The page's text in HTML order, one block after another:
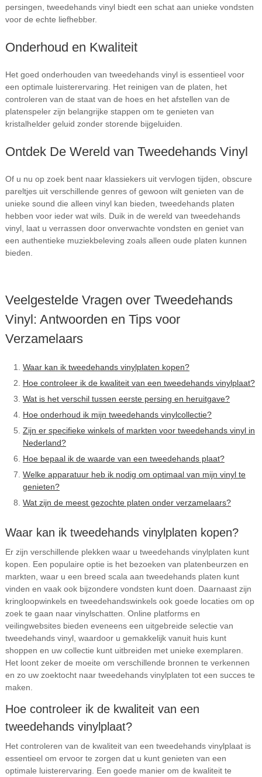
persingen, tweedehands vinyl biedt een schat aan unieke vondsten
voor de echte liefhebber.
Onderhoud en Kwaliteit
Het goed onderhouden van tweedehands vinyl is essentieel voor
een optimale luisterervaring. Het reinigen van de platen, het
controleren van de staat van de hoes en het afstellen van de
platenspeler zijn belangrijke stappen om te genieten van
kristalhelder geluid zonder storende bijgeluiden.
Ontdek De Wereld van Tweedehands Vinyl
Of u nu op zoek bent naar klassiekers uit vervlogen tijden, obscure
pareltjes uit verschillende genres of gewoon wilt genieten van de
unieke sound die alleen vinyl kan bieden, tweedehands platen
hebben voor ieder wat wils. Duik in de wereld van tweedehands
vinyl, laat u verrassen door onverwachte vondsten en geniet van
een authentieke muziekbeleving zoals alleen oude platen kunnen
bieden.
Veelgestelde Vragen over Tweedehands
Vinyl: Antwoorden en Tips voor
Verzamelaars
Waar kan ik tweedehands vinylplaten kopen?
Hoe controleer ik de kwaliteit van een tweedehands vinylplaat?
Wat is het verschil tussen eerste persing en heruitgave?
Hoe onderhoud ik mijn tweedehands vinylcollectie?
Zijn er specifieke winkels of markten voor tweedehands vinyl in
Nederland?
Hoe bepaal ik de waarde van een tweedehands plaat?
Welke apparatuur heb ik nodig om optimaal van mijn vinyl te
genieten?
Wat zijn de meest gezochte platen onder verzamelaars?
Waar kan ik tweedehands vinylplaten kopen?
Er zijn verschillende plekken waar u tweedehands vinylplaten kunt
kopen. Een populaire optie is het bezoeken van platenbeurzen en
markten, waar u een breed scala aan tweedehands platen kunt
vinden en vaak ook bijzondere vondsten kunt doen. Daarnaast zijn
kringloopwinkels en tweedehandswinkels ook goede locaties om op
zoek te gaan naar vinylschatten. Online platforms en
veilingwebsites bieden eveneens een uitgebreide selectie van
tweedehands vinyl, waardoor u gemakkelijk vanuit huis kunt
shoppen en uw collectie kunt uitbreiden met unieke exemplaren.
Het loont zeker de moeite om verschillende bronnen te verkennen
en zo uw zoektocht naar tweedehands vinylplaten tot een succes te
maken.
Hoe controleer ik de kwaliteit van een
tweedehands vinylplaat?
Het controleren van de kwaliteit van een tweedehands vinylplaat is
essentieel om ervoor te zorgen dat u kunt genieten van een
optimale luisterervaring. Een goede manier om de kwaliteit te